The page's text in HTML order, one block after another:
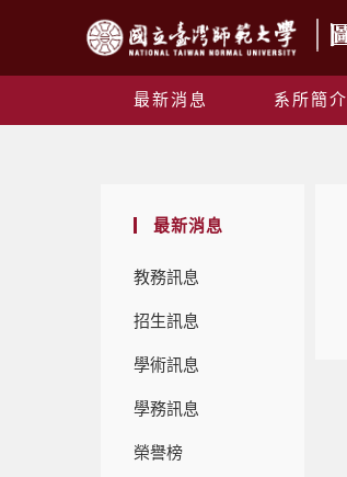
最新消息 系所簡介
最新消息
教務訊息
招生訊息
學術訊息
學務訊息
榮譽榜